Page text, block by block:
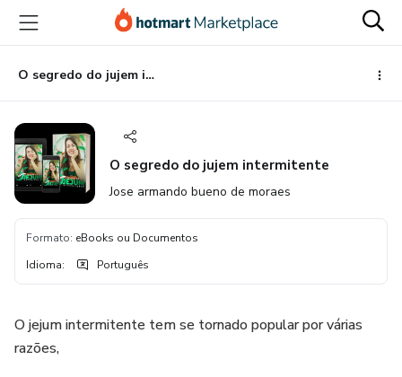
para
conteúdo
principal
para
pagamento
para
rodapé
O segredo do jujem intermitente
O segredo do jujem intermitente
Jose armando bueno de moraes
Formato: eBooks ou Documentos
Idioma: Português
O jejum intermitente tem se tornado popular por várias
razões,